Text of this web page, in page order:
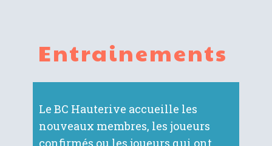
Entrainem​ents
Le BC Hauterive accueille les
nouveaux membres, les joueurs
confirmés ou les joueurs qui ont